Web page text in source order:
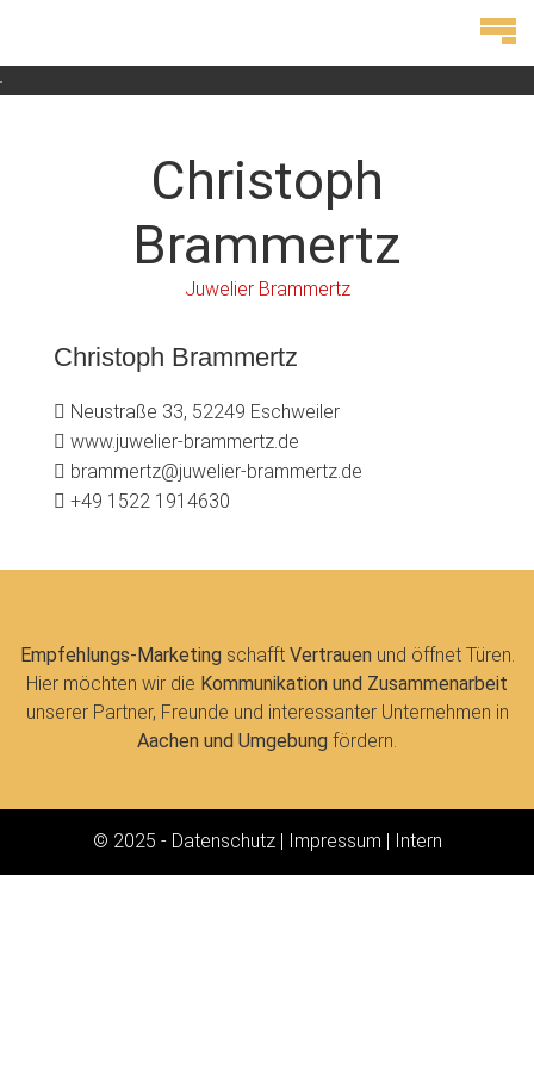
Christoph
Brammertz
Juwelier Brammertz
Christoph Brammertz
Neustraße 33, 52249 Eschweiler
www.juwelier-brammertz.de
brammertz@juwelier-brammertz.de
+49 1522 1914630
Empfehlungs-Marketingschafft Vertrauenund öffnet Türen.
Hier möchten wir die Kommunikation und Zusammenarbeit
unserer Partner, Freunde und interessanter Unternehmen in
Aachen und Umgebung fördern.
© 2025 - Datenschutz| Impressum | Intern